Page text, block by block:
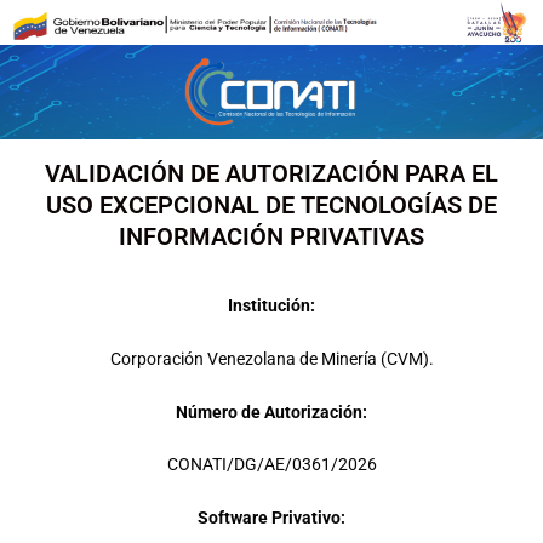
contenido
VALIDACIÓN DE AUTORIZACIÓN PARA EL
USO EXCEPCIONAL DE TECNOLOGÍAS DE
INFORMACIÓN PRIVATIVAS
Institución:
Corporación Venezolana de Minería (CVM).
Número de Autorización:
CONATI/DG/AE/0361/2026
Software Privativo: